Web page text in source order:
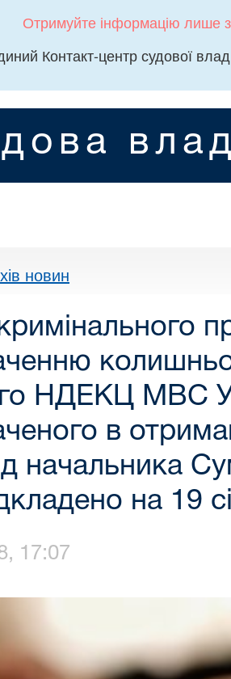
Отримуйте інформацію лише
Контакт-центр судової
новин
НДЕКЦ МВС
в
начальника
на 19
17:07